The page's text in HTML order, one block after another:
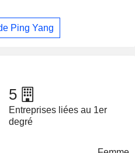
Ping Yang
5
Entreprises liées au 1er
degré